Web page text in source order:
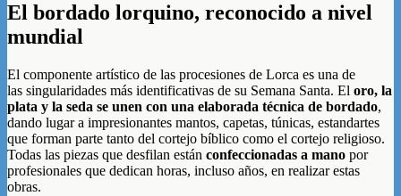
El bordado lorquino, reconocido a nivel
mundial
El componente artístico de las procesiones de Lorca es una de
las singularidades más identificativas de su Semana Santa. El oro, la
plata y la seda se unen con una elaborada técnica de bordado,
dando lugar a impresionantes mantos, capetas, túnicas, estandartes
que forman parte tanto del cortejo bíblico como el cortejo religioso.
Todas las piezas que desfilan están confeccionadas a mano por
profesionales que dedican horas, incluso años, en realizar estas
obras.